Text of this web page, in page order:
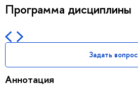
Программа дисциплины
Задать вопрос
Аннотация